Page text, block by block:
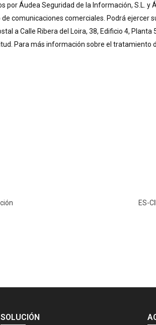
Áudea Seguridad de la Información, S.L.
comunicaciones comerciales. Podrá
a Calle Ribera del Loira, 38, Edificio 4,
Para más información sobre el tratamiento
ES-
SOLUCIÓN